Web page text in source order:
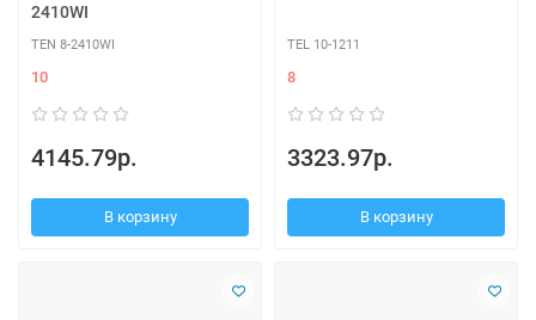
2410WI
TEN 8-2410WI
10
4145.79р.
В корзину
TEL 10-1211
8
3323.97р.
В корзину